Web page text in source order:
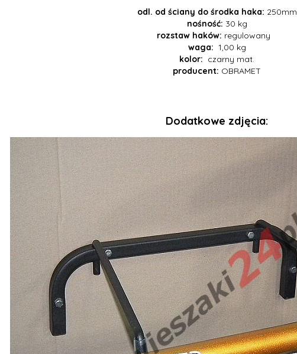
odl. od ściany do środka haka: 250mm
nośność: 30 kg
rozstaw haków: regulowany
waga: 1,00 kg
kolor: czarny mat.
producent: OBRAMET
Dodatkowe zdjęcia: